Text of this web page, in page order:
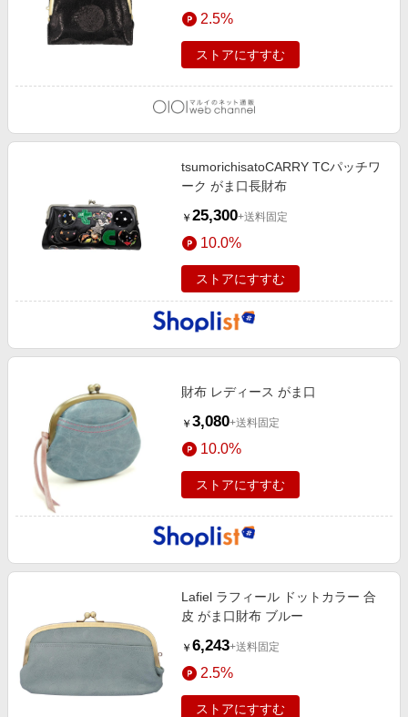
2.5%
ストアにすすむ
tsumorichisatoCARRY TCパッチワ
ーク がま口長財布
￥ 25,300+送料固定
10.0%
ストアにすすむ
財布 レディース がま口
￥ 3,080+送料固定
10.0%
ストアにすすむ
Lafiel ラフィール ドットカラー 合
皮 がま口財布 ブルー
￥ 6,243+送料固定
2.5%
ストアにすすむ